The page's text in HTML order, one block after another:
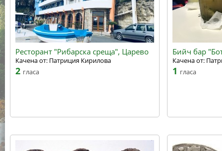
Ресторант "Рибарска среща", Царево
Качена от: Патриция Кирилова
2 гласа
Бийч бар
Качена от:
1 гласа